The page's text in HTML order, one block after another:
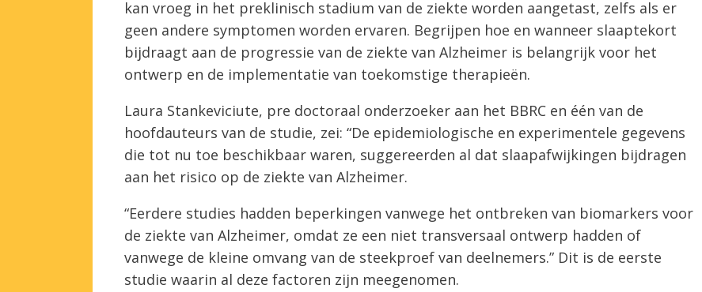
kan vroeg in het preklinisch stadium van de ziekte worden aangetast, zelfs als er
geen andere symptomen worden ervaren. Begrijpen hoe en wanneer slaaptekort
bijdraagt aan de progressie van de ziekte van Alzheimer is belangrijk voor het
ontwerp en de implementatie van toekomstige therapieën.
Laura Stankeviciute, pre doctoraal onderzoeker aan het BBRC en één van de
hoofdauteurs van de studie, zei: “De epidemiologische en experimentele gegevens
die tot nu toe beschikbaar waren, suggereerden al dat slaapafwijkingen bijdragen
aan het risico op de ziekte van Alzheimer.
“Eerdere studies hadden beperkingen vanwege het ontbreken van biomarkers voor
de ziekte van Alzheimer, omdat ze een niet transversaal ontwerp hadden of
vanwege de kleine omvang van de steekproef van deelnemers.” Dit is de eerste
studie waarin al deze factoren zijn meegenomen.